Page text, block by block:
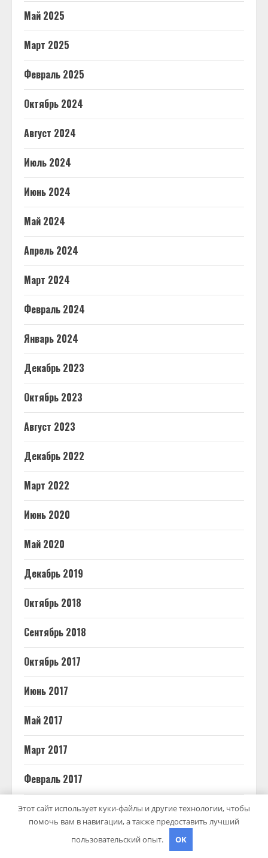
Май 2025
Март 2025
Февраль 2025
Октябрь 2024
Август 2024
Июль 2024
Июнь 2024
Май 2024
Апрель 2024
Март 2024
Февраль 2024
Январь 2024
Декабрь 2023
Октябрь 2023
Август 2023
Декабрь 2022
Март 2022
Июнь 2020
Май 2020
Декабрь 2019
Октябрь 2018
Сентябрь 2018
Октябрь 2017
Июнь 2017
Май 2017
Март 2017
Февраль 2017
Июль 2012
Этот сайт использует куки-файлы и другие технологии, чтобы
помочь вам в навигации, а также предоставить лучший
пользовательский опыт.
OK